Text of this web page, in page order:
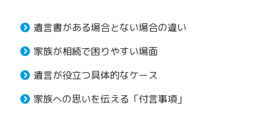
遺言書がある場合とない場合の違い
家族が相続で困りやすい場面
遺言が役立つ具体的なケース
家族への思いを伝える「付言事項」